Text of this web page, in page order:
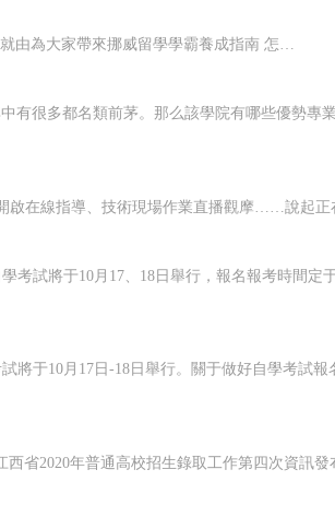
在挪威要想好好學習，就應該對自己有明確的規劃，每一個階段的學習都要心中有數。接下來就由為大家帶來挪威留學學霸養成指南 怎樣規劃在挪威的留學生活？一、了解階段雖然大家在申請的時候，就已經確認了自己要入讀的階段，但是大家對階段培養的目標和授課的模式，還是需要特別關注的，而且一定要有非常深入的了解，才可以...